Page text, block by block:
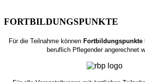
FORTBILDUNGSPUNKTE
Für die Teilnahme könnenFortbildungspunkte
beruflich Pflegender angerechnet